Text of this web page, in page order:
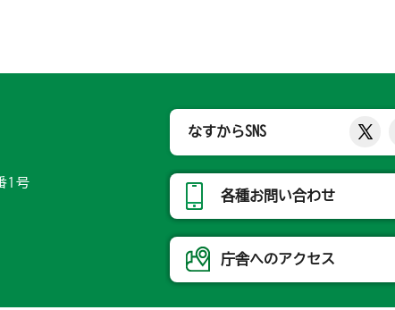
1号
なすからSNS
各種お問い合わせ
庁舎へのアクセス